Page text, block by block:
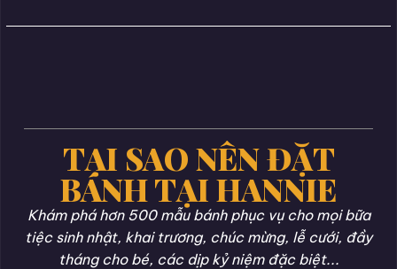
TẠI SAO NÊN ĐẶT
BÁNH TẠI HANNIE
Khám phá hơn 500 mẫu bánh phục vụ cho mọi bữa
tiệc sinh nhật, khai trương, chúc mừng, lễ cưới, đầy
tháng cho bé, các dịp kỷ niệm đặc biệt...